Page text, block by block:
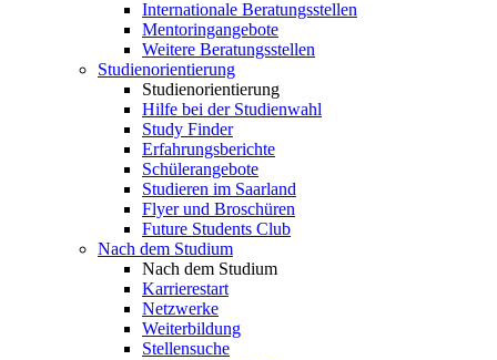
Internationale Beratungsstellen
Mentoringangebote
Weitere Beratungsstellen
Studienorientierung
Studienorientierung
Hilfe bei der Studienwahl
Study Finder
Erfahrungsberichte
Schülerangebote
Studieren im Saarland
Flyer und Broschüren
Future Students Club
Nach dem Studium
Nach dem Studium
Karrierestart
Netzwerke
Weiterbildung
Stellensuche